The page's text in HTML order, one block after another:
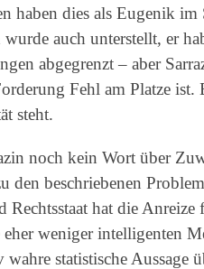
haben dies als Eugenik im
wurde auch unterstellt, er
abgegrenzt – aber
Fehl am Platze
steht.
noch kein Wort über
den beschriebenen
Rechtsstaat hat die
weniger intelligenten
statistische Aussage